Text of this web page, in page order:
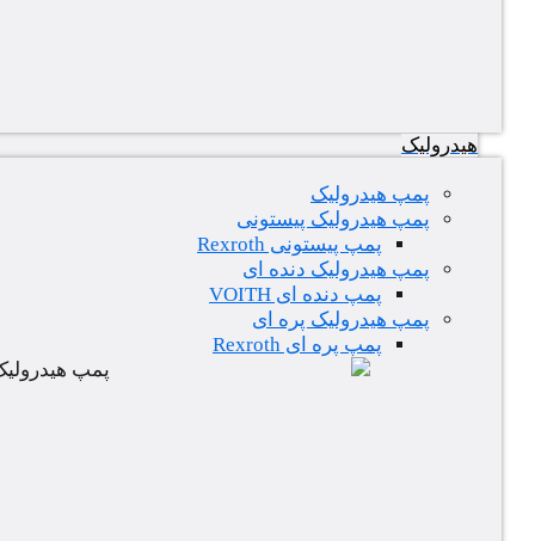
هیدرولیک
پمپ هیدرولیک
پمپ هیدرولیک پیستونی
پمپ پیستونی Rexroth
پمپ هیدرولیک دنده ای
پمپ دنده ای VOITH
پمپ هیدرولیک پره ای
پمپ پره ای Rexroth